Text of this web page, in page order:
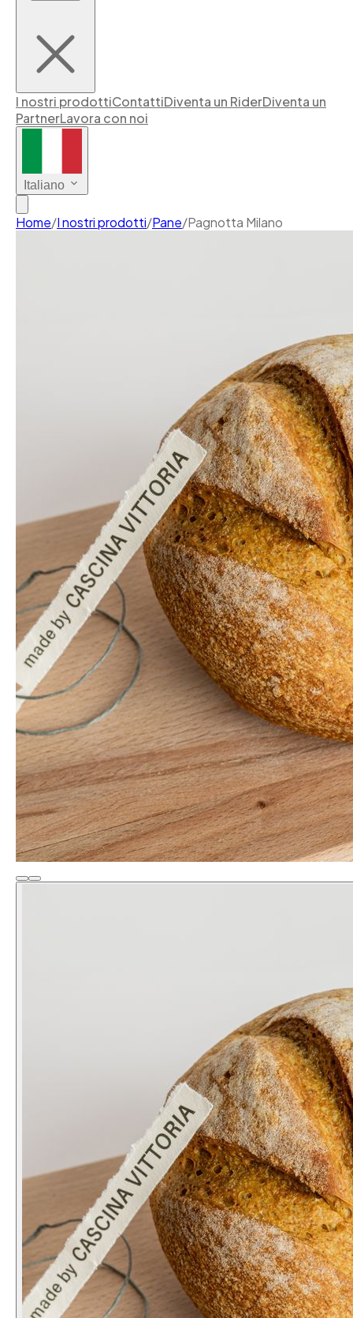
I nostri prodottiContattiDiventa un RiderDiventa un
PartnerLavora con noi
Italiano
Home/I nostri prodotti/Pane/Pagnotta Milano